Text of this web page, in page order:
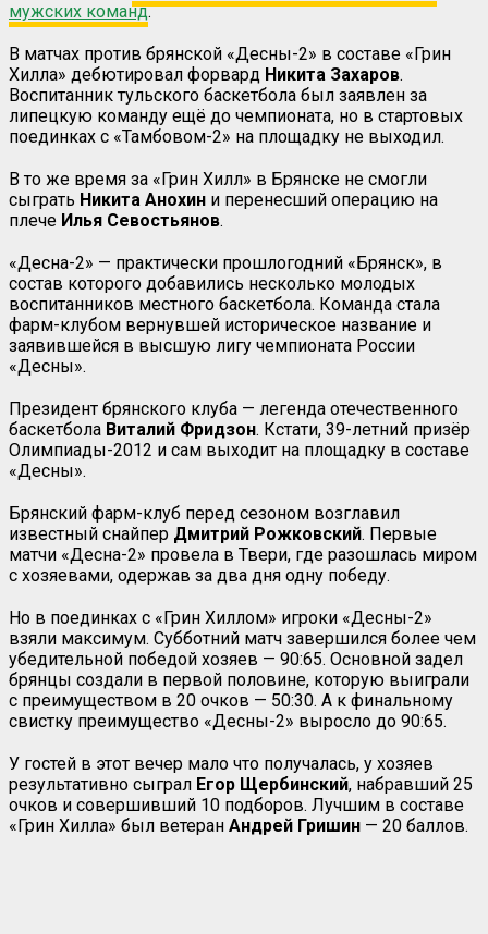
мужских команд.
В матчах против брянской «Десны-2» в составе «Грин
Хилла» дебютировал форвард Никита Захаров.
Воспитанник тульского баскетбола был заявлен за
липецкую команду ещё до чемпионата, но в стартовых
поединках с «Тамбовом-2» на площадку не выходил.
В то же время за «Грин Хилл» в Брянске не смогли
сыграть Никита Анохин и перенесший операцию на
плече Илья Севостьянов.
«Десна-2» — практически прошлогодний «Брянск», в
состав которого добавились несколько молодых
воспитанников местного баскетбола. Команда стала
фарм-клубом вернувшей историческое название и
заявившейся в высшую лигу чемпионата России
«Десны».
Президент брянского клуба — легенда отечественного
баскетбола Виталий Фридзон. Кстати, 39-летний призёр
Олимпиады-2012 и сам выходит на площадку в составе
«Десны».
Брянский фарм-клуб перед сезоном возглавил
известный снайпер Дмитрий Рожковский. Первые
матчи «Десна-2» провела в Твери, где разошлась миром
с хозяевами, одержав за два дня одну победу.
Но в поединках с «Грин Хиллом» игроки «Десны-2»
взяли максимум. Субботний матч завершился более чем
убедительной победой хозяев — 90:65. Основной задел
брянцы создали в первой половине, которую выиграли
с преимуществом в 20 очков — 50:30. А к финальному
свистку преимущество «Десны-2» выросло до 90:65.
У гостей в этот вечер мало что получалась, у хозяев
результативно сыграл Егор Щербинский, набравший 25
очков и совершивший 10 подборов. Лучшим в составе
«Грин Хилла» был ветеран Андрей Гришин — 20 баллов.